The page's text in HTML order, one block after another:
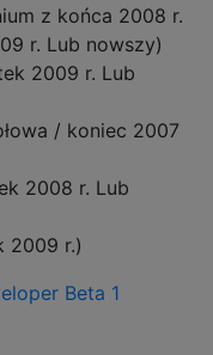
z końca 2008 r.
r. Lub nowszy)
2009 r. Lub
/ koniec 2007
2008 r. Lub
2009 r.)
Beta 1